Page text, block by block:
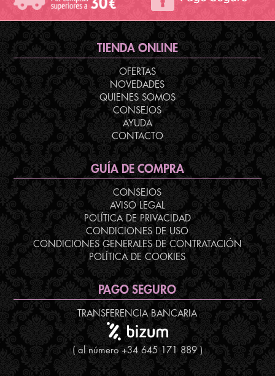
TIENDA ONLINE
OFERTAS
NOVEDADES
QUIENES SOMOS
CONSEJOS
AYUDA
CONTACTO
GUÍA DE COMPRA
CONSEJOS
AVISO LEGAL
POLÍTICA DE PRIVACIDAD
CONDICIONES DE USO
CONDICIONES GENERALES DE CONTRATACIÓN
POLÍTICA DE COOKIES
PAGO SEGURO
TRANSFERENCIA BANCARIA
( al número +34 645 171 889 )